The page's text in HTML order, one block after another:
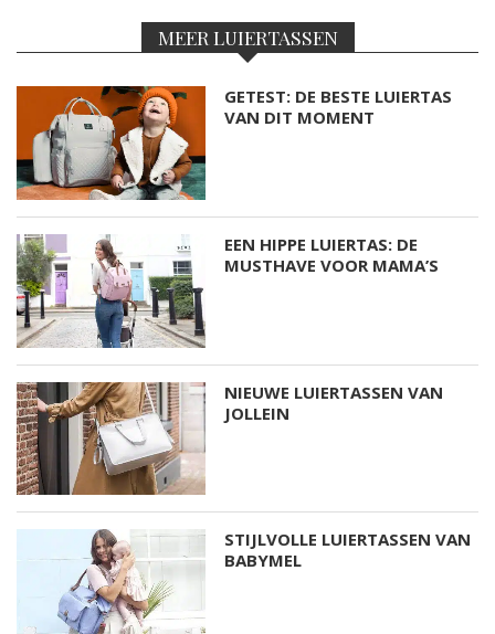
MEER LUIERTASSEN
GETEST: DE BESTE LUIERTAS
VAN DIT MOMENT
EEN HIPPE LUIERTAS: DE
MUSTHAVE VOOR MAMA’S
NIEUWE LUIERTASSEN VAN
JOLLEIN
STIJLVOLLE LUIERTASSEN VAN
BABYMEL